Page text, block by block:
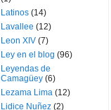
Latinos (14)
Lavallee (12)
Leon XIV (7)
Ley en el blog (96)
Leyendas de
Camagüey (6)
Lezama Lima (12)
Lidice Nuñez (2)